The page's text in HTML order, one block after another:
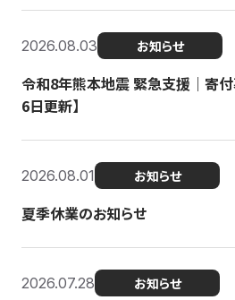
2026.08.03 お知らせ
令和8年熊本地震 緊急支援｜寄
6日更新】
2026.08.01 お知らせ
夏季休業のお知らせ
2026.07.28 お知らせ